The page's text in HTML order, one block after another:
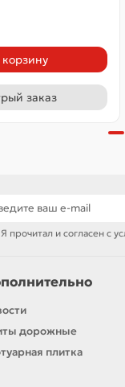
корзину
заказ
Я прочитал и согласен с
дорожные
плитка